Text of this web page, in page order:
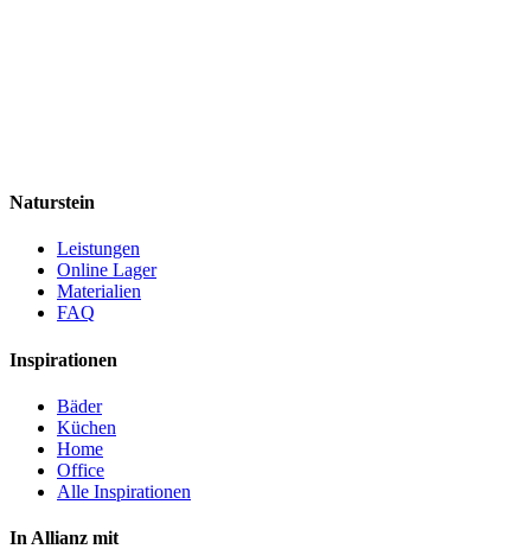
Naturstein
Leistungen
Online Lager
Materialien
FAQ
Inspirationen
Bäder
Küchen
Home
Office
Alle Inspirationen
In Allianz mit